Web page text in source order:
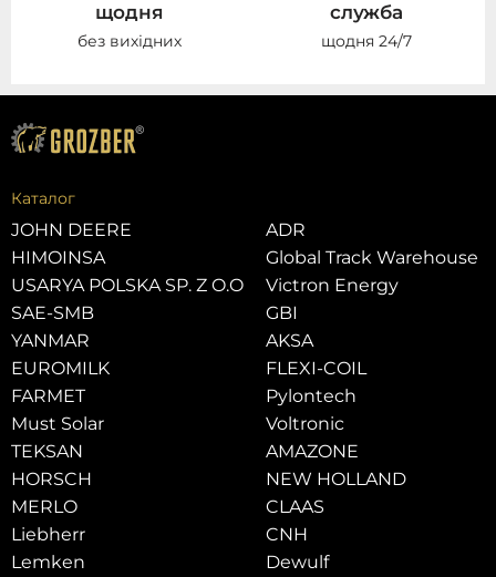
щодня
без вихідних
служба
щодня 24/7
Каталог
JOHN DEERE
HIMOINSA
USARYA POLSKA SP. Z O.O
SAE-SMB
YANMAR
EUROMILK
FARMET
Must Solar
TEKSAN
HORSCH
MERLO
Liebherr
Lemken
ADR
Global Track Warehouse
Victron Energy
GBI
AKSA
FLEXI-COIL
Pylontech
Voltronic
AMAZONE
NEW HOLLAND
CLAAS
CNH
Dewulf